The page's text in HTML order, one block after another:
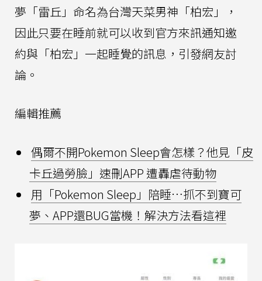
夢「雷丘」命名為台灣天菜男神「柏宏」，
因此只要在睡前就可以收到官方來訊通知邀
約與「柏宏」一起睡覺的訊息，引發網友討
論。
編輯推薦
偶爾不開Pokemon Sleep會怎樣？他見「皮
卡丘過勞臉」速刪APP 遭轟虐待動物
用「Pokemon Sleep」陪睡…抓不到寶可
夢、APP還BUG當機！解決方法看這裡